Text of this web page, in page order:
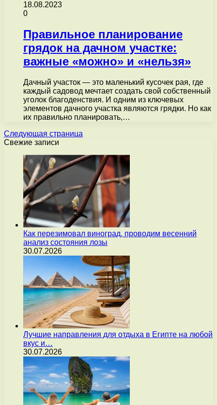
18.08.2023
0
Правильное планирование
грядок на дачном участке:
важные «можно» и «нельзя»
Дачный участок — это маленький кусочек рая, где
каждый садовод мечтает создать свой собственный
уголок благоденствия. И одним из ключевых
элементов дачного участка являются грядки. Но как
их правильно планировать,…
Следующая страница
Свежие записи
Как перезимовал виноград, проводим весенний
анализ состояния лозы
30.07.2026
Лучшие направления для отдыха в Египте на любой
вкус и…
30.07.2026